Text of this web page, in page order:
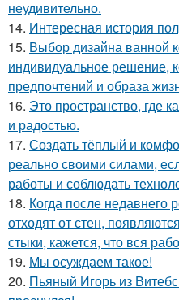
неудивительно.
14. Интересная история
15. Выбор дизайна ванной
индивидуальное решение,
предпочтений и образа
16. Это пространство, где
и радостью.
17. Создать тёплый и
реально своими силами,
работы и соблюдать
18. Когда после недавнего
отходят от стен,
стыки, кажется, что вся
19. Мы осуждаем такое!
20. Пьяный Игорь из